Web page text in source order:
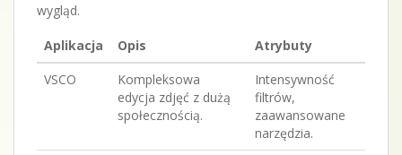
wygląd.
Aplikacja Opis
Atrybuty
VSCO
Kompleksowa
edycja zdjęć z dużą
społecznością.
Intensywność
filtrów,
zaawansowane
narzędzia.